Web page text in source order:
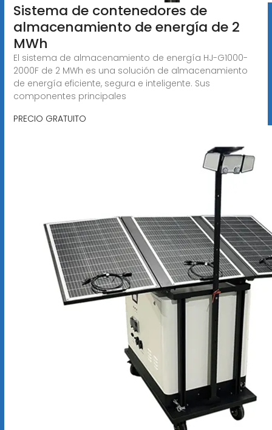
Sistema de contenedores de
almacenamiento de energía de 2
MWh
El sistema de almacenamiento de energía HJ-G1000-
2000F de 2 MWh es una solución de almacenamiento
de energía eficiente, segura e inteligente. Sus
componentes principales
PRECIO GRATUITO